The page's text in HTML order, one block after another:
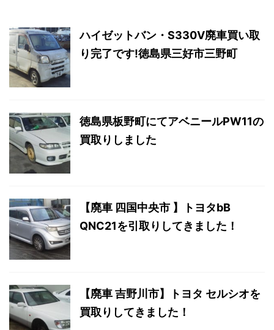
ハイゼットバン・S330V廃車買い取
り完了です!徳島県三好市三野町
徳島県板野町にてアベニールPW11の
買取りしました
【廃車 四国中央市 】トヨタbB
QNC21を引取りしてきました！
【廃車 吉野川市】トヨタ セルシオを
買取りしてきました！